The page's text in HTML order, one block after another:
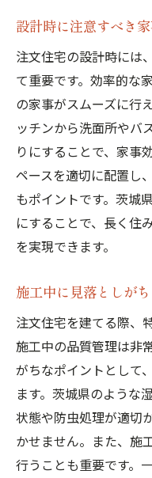
設計時に注意すべき
注文住宅の設計時には
て重要です。効率的な
の家事がスムーズに行
ッチンから洗面所やバ
りにすることで、家事
ペースを適切に配置し
もポイントです。茨城
にすることで、長く住
を実現できます。
施工中に見落としが
注文住宅を建てる際、
施工中の品質管理は非
がちなポイントとして
ます。茨城県のような
状態や防虫処理が適切
かせません。また、施
行うことも重要です。